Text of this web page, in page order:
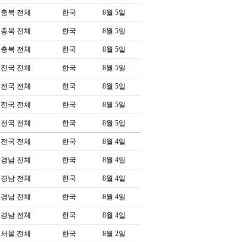
충북 전체 한국 8월 5일
충북 전체 한국 8월 5일
충북 전체 한국 8월 5일
전국 전체 한국 8월 5일
전국 전체 한국 8월 5일
전국 전체 한국 8월 5일
전국 전체 한국 8월 5일
전국 전체 한국 8월 4일
경남 전체 한국 8월 4일
경남 전체 한국 8월 4일
경남 전체 한국 8월 4일
경남 전체 한국 8월 4일
서울 전체 한국 8월 2일